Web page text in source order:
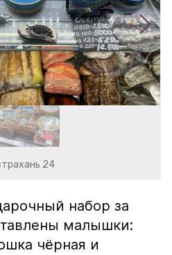
24
набор за
малышки:
чёрная и